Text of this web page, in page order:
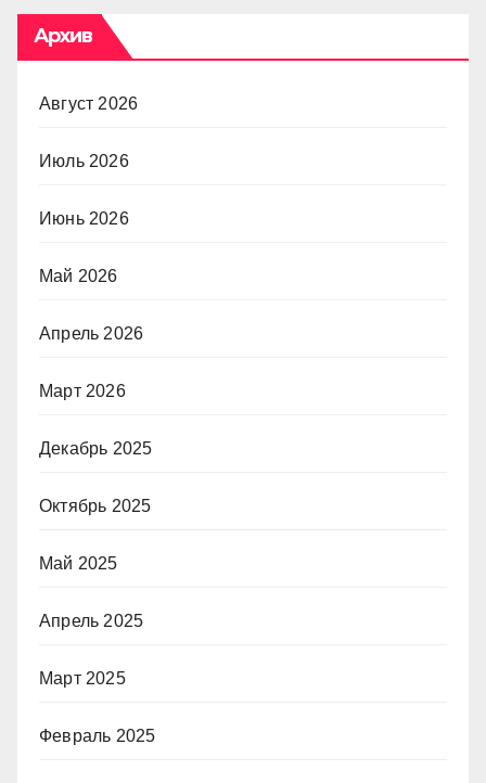
Архив
Август 2026
Июль 2026
Июнь 2026
Май 2026
Апрель 2026
Март 2026
Декабрь 2025
Октябрь 2025
Май 2025
Апрель 2025
Март 2025
Февраль 2025